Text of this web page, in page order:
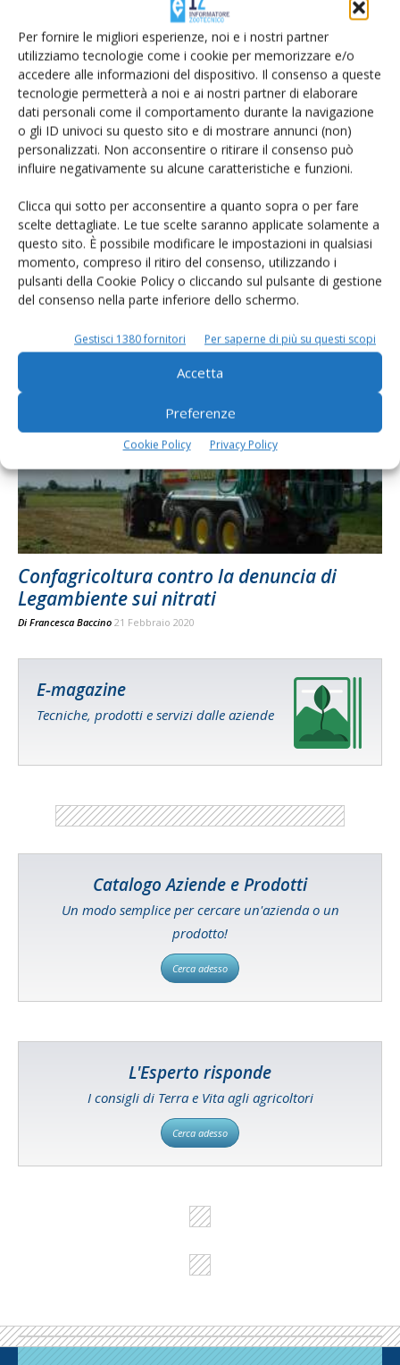
Per fornire le migliori esperienze, noi e i nostri partner
utilizziamo tecnologie come i cookie per memorizzare e/o
accedere alle informazioni del dispositivo. Il consenso a queste
tecnologie permetterà a noi e ai nostri partner di elaborare
dati personali come il comportamento durante la navigazione
o gli ID univoci su questo sito e di mostrare annunci (non)
personalizzati. Non acconsentire o ritirare il consenso può
influire negativamente su alcune caratteristiche e funzioni.
Clicca qui sotto per acconsentire a quanto sopra o per fare
scelte dettagliate. Le tue scelte saranno applicate solamente a
questo sito. È possibile modificare le impostazioni in qualsiasi
momento, compreso il ritiro del consenso, utilizzando i
pulsanti della Cookie Policy o cliccando sul pulsante di gestione
del consenso nella parte inferiore dello schermo.
Gestisci 1380 fornitori Per saperne di più su questi scopi
Accetta
Preferenze
Cookie Policy Privacy Policy
Tavolo lombardo latte: la filiera prova a
combattere il coronavirus
DiFrancesca Baccino 30 Marzo 2020
In Lombardia il siero non collocato può
alimentare gli impianti di...
Francesca Baccino 18 Marzo 2020
Confagricoltura contro la denuncia di
Legambiente sui nitrati
Di Francesca Baccino 21 Febbraio 2020
E-magazine
Tecniche, prodotti e servizi dalle aziende
Catalogo Aziende e Prodotti
Un modo semplice per cercare un'azienda o un
prodotto!
Cerca adesso
L'Esperto risponde
I consigli di Terra e Vita agli agricoltori
Cerca adesso